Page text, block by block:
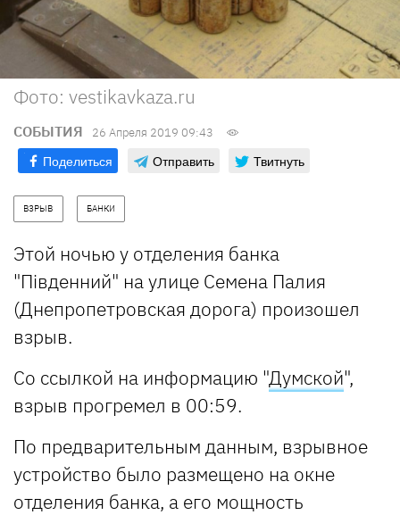
Фото: vestikavkaza.ru
СОБЫТИЯ 26 Апреля 2019 09:43
Поделиться Отправить Твитнуть
ВЗРЫВ БАНКИ
Этой ночью у отделения банка
"Південний" на улице Семена Палия
(Днепропетровская дорога) произошел
взрыв.
Со ссылкой на информацию "Думской",
взрыв прогремел в 00:59.
По предварительным данным, взрывное
устройство было размещено на окне
отделения банка, а его мощность